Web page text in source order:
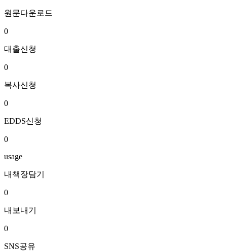
원문다운로드
0
대출신청
0
복사신청
0
EDDS신청
0
usage
내책장담기
0
내보내기
0
SNS공유